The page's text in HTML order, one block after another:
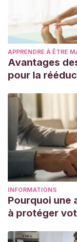
APPRENDRE À ÊTRE
Avantages
pour la
INFORMATIONS
Pourquoi une
à protéger